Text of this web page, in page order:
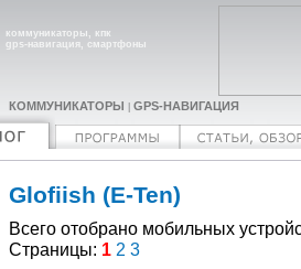
коммуникаторы, кпк
gps-навигация, смартфоны
КОММУНИКАТОРЫ GPS-НАВИГАЦИЯ
Glofiish (E-Ten)
Всего отобрано мобильных
Страницы: 1 2 3